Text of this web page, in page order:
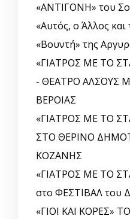
«ΑΝΤΙΓΟΝΗ» του
«Αυτός, o Άλλος
«Βουντή» της
«ΓΙΑΤΡΟΣ ΜΕ ΤΟ
- ΘΕΑΤΡΟ ΑΛΣΟΥΣ
ΒΕΡΟΙΑΣ
«ΓΙΑΤΡΟΣ ΜΕ ΤΟ
ΣΤΟ ΘΕΡΙΝΟ
ΚΟΖΑΝΗΣ
«ΓΙΑΤΡΟΣ ΜΕ ΤΟ
στο ΦΕΣΤΙΒΑΛ
«ΓΙΟΙ ΚΑΙ ΚΟΡΕΣ»